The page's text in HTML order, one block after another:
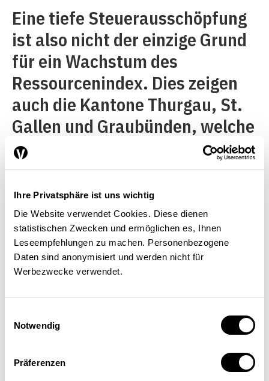
Ihre Privatsphäre ist uns wichtig
Die Website verwendet Cookies. Diese dienen
statistischen Zwecken und ermöglichen es, Ihnen
Leseempfehlungen zu machen. Personenbezogene
Daten sind anonymisiert und werden nicht für
Werbezwecke verwendet.
Notwendig
Präferenzen
Eine tiefe Steuerausschöpfung
ist also nicht der einzige Grund
für ein Wachstum des
Ressourcenindex. Dies zeigen
auch die Kantone Thurgau, St.
Gallen und Graubünden, welche
ihren Ressourcenindex trotz
überdurchschnittlich hoher
Steuern verbessern konnten.
Allerdings: Gerade diese drei
Kantone haben seit 2008 ihre
Steuerausschöpfung stärker
reduziert als alle anderen
Kantone, die damals ihre
Unternehmen
besteuerten. Das legt den